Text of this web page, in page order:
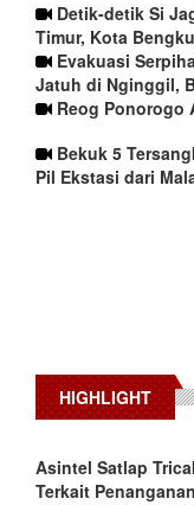
Detik-detik Si
Timur, Kota
Evakuasi
Jatuh di Nginggil,
Reog Ponorogo
Bekuk 5
Pil Ekstasi dari
HIGHLIGHT
Asintel Satlap
Terkait